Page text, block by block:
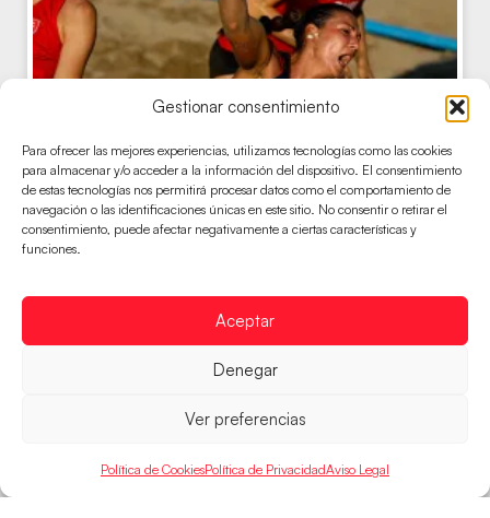
Gestionar consentimiento
Para ofrecer las mejores experiencias, utilizamos tecnologías como las cookies
para almacenar y/o acceder a la información del dispositivo. El consentimiento
de estas tecnologías nos permitirá procesar datos como el comportamiento de
navegación o las identificaciones únicas en este sitio. No consentir o retirar el
consentimiento, puede afectar negativamente a ciertas características y
funciones.
Aceptar
Denegar
Ver preferencias
Política de CookiesPolítica de PrivacidadAviso Legal
Arena se citan con los cuartos tras firmar
dos victorias de peso
sellan su pase a cuartos tras imponerse con